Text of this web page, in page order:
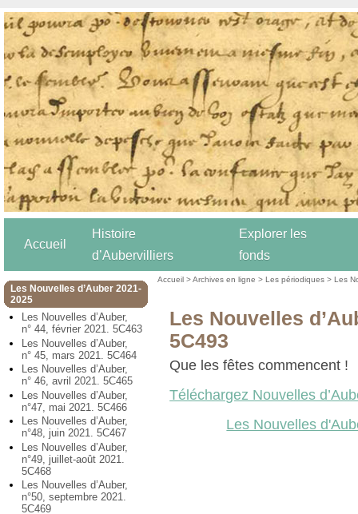
Accueil
Histoire
d’Aubervilliers
Explorer les
fonds
Les Nouvelles d’Auber 2021-
2025
Les Nouvelles d’Auber,
n° 44, février 2021. 5C463
Les Nouvelles d’Auber,
n° 45, mars 2021. 5C464
Les Nouvelles d’Auber,
n° 46, avril 2021. 5C465
Les Nouvelles d’Auber,
n°47, mai 2021. 5C466
Les Nouvelles d’Auber,
n°48, juin 2021. 5C467
Les Nouvelles d’Auber,
n°49, juillet-août 2021.
5C468
Les Nouvelles d’Auber,
n°50, septembre 2021.
5C469
Accueil >Archives en ligne >Les périodiques >Les
Les Nouvelles
5C493
Que les fêtes commencent !
Téléchargez Nouvelles
Les Nouvelles